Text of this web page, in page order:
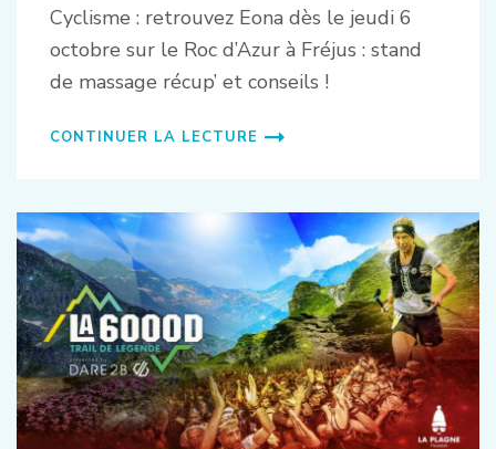
Cyclisme : retrouvez Eona dès le jeudi 6
octobre sur le Roc d’Azur à Fréjus : stand
de massage récup’ et conseils !
CONTINUER LA LECTURE